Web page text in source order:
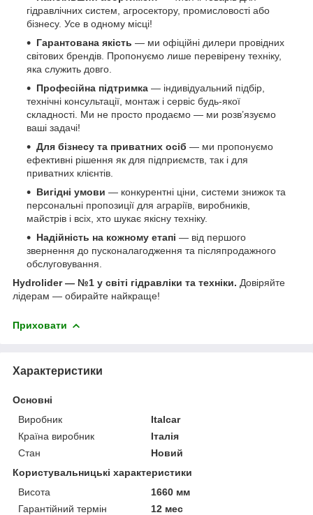
гідравлічних систем, агросектору, промисловості або
бізнесу. Усе в одному місці!
Гарантована якість — ми офіційні дилери провідних
світових брендів. Пропонуємо лише перевірену техніку,
яка служить довго.
Професійна підтримка — індивідуальний підбір,
технічні консультації, монтаж і сервіс будь-якої
складності. Ми не просто продаємо — ми розв’язуємо
ваші задачі!
Для бізнесу та приватних осіб — ми пропонуємо
ефективні рішення як для підприємств, так і для
приватних клієнтів.
Вигідні умови — конкурентні ціни, системи знижок та
персональні пропозиції для аграріїв, виробників,
майстрів і всіх, хто шукає якісну техніку.
Надійність на кожному етапі — від першого
звернення до пусконалагодження та післяпродажного
обслуговування.
Hydrolider — №1 у світі гідравліки та техніки. Довіряйте
лідерам — обирайте найкраще!
Приховати
Характеристики
Основні
Виробник
Italcar
Країна виробник
Італія
Стан
Новий
Користувальницькі характеристики
Висота
1660 мм
Гарантійний термін
12 мес